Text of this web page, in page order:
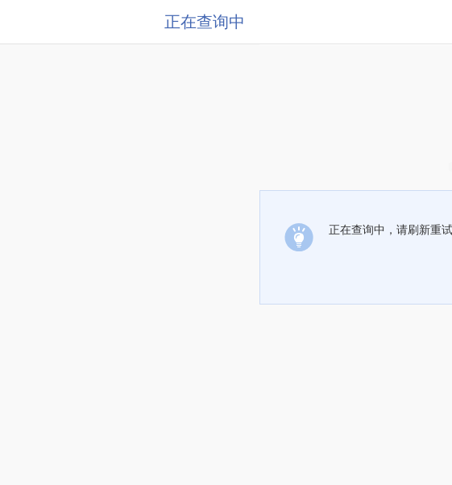
正在查询中
正在查询中，请刷新重试